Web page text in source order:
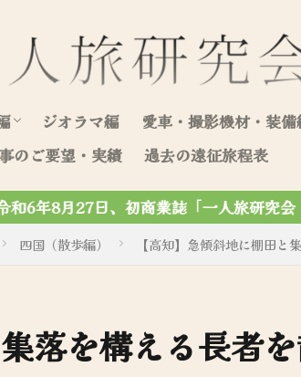
）
）
）
ジオラマ編 愛車・撮影機材・装備
愛車写真集
愛車整備・装飾記録
のご要望・実績
過去の遠征旅程表
究会 ノスタルジック写真集」がマール
四国（散歩編） 【高知】急傾斜地に棚田と
落を構える長者を